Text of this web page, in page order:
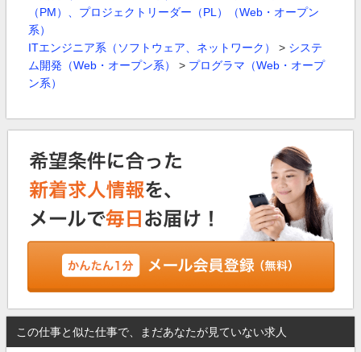
（PM）、プロジェクトリーダー（PL）（Web・オープン
系）
ITエンジニア系（ソフトウェア、ネットワーク）
> システ
ム開発（Web・オープン系）
> プログラマ（Web・オープ
ン系）
この仕事と似た仕事で、まだあなたが見ていない求人